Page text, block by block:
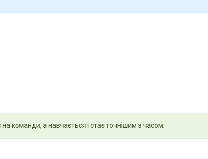
на команди, а навчається і стає точнішим з часом.